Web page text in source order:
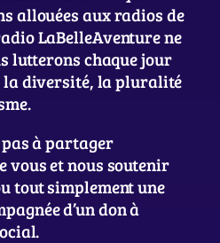
allouées aux radios de
LaBelleAventure ne
lutterons chaque jour
diversité, la pluralité
pas à partager
vous et nous soutenir
tout simplement une
d’un don à